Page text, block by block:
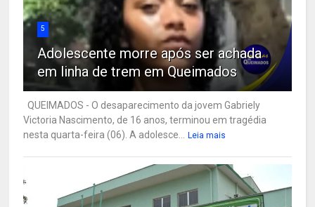
5
Adolescente morre após ser achada
em linha de trem em Queimados
QUEIMADOS - O desaparecimento da jovem Gabriely
Victoria Nascimento, de 16 anos, terminou em tragédia
nesta quarta-feira (06). A adolesce...
Leia mais